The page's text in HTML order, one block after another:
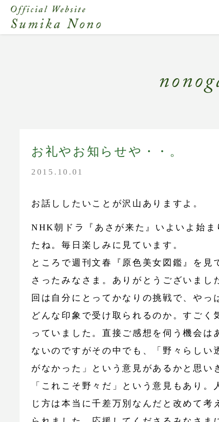
お礼やお知らせや・・。
2015.10.01
お話ししたいことが沢山ありますよ。
NHK朝ドラ『あさが来た』いよいよ始ま
たね。毎日楽しみに見ています。
ところで週刊文春『原色美女図鑑』を見
さったみなさま。ありがとうございまし
回は自分にとってかなりの挑戦で、やっ
どんな印象で受け取られるのか。すごく
っていました。直接ご感想を伺う機会は
ないのですがその中でも、「野々らしい
がなかった」という意見があるかと思い
「これこそ野々だ」という意見もあり。
じ方は本当に千差万別なんだと改めて考